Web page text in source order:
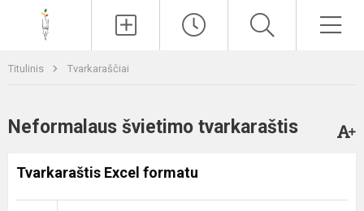
Titulinis Tvarkaraščiai
Neformalaus švietimo tvarkaraštis
Tvarkaraštis Excel formatu